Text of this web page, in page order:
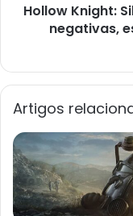
jogadores
chineses
Hollow Knight:
negativas,
Artigos